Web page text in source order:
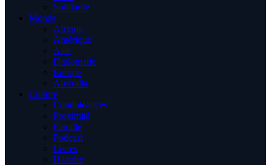
Solidarité
Monde
Afrique
Amérique
Asie
Diplomatie
Europe
Australia
Culture
Condoléances
Proximité
Famille
Podcast
Livres
Histoire